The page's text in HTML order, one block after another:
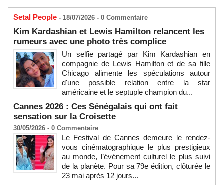
Setal People - 18/07/2026 - 0 Commentaire
Kim Kardashian et Lewis Hamilton relancent les
rumeurs avec une photo très complice
Un selfie partagé par Kim Kardashian en
compagnie de Lewis Hamilton et de sa fille
Chicago alimente les spéculations autour
d'une possible relation entre la star
américaine et le septuple champion du...
Cannes 2026 : Ces Sénégalais qui ont fait
sensation sur la Croisette
30/05/2026 - 0 Commentaire
Le Festival de Cannes demeure le rendez-
vous cinématographique le plus prestigieux
au monde, l’événement culturel le plus suivi
de la planète. Pour sa 79e édition, clôturée le
23 mai après 12 jours...